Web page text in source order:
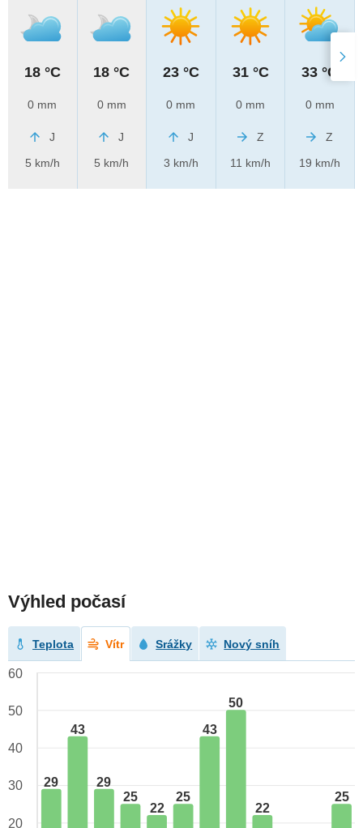
18 °C
0 mm
J
5 km/h
18 °C
0 mm
J
5 km/h
23 °C
0 mm
J
3 km/h
31 °C
0 mm
Z
11 km/h
33 °C
0 mm
Z
19 km/h
Výhled počasí
Teplota Vítr Srážky Nový sníh
29
43
29
25
22
25
43
50
22
25
60
50
40
30
20